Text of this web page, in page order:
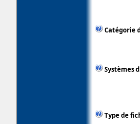
Catégorie
Systèmes
Type de